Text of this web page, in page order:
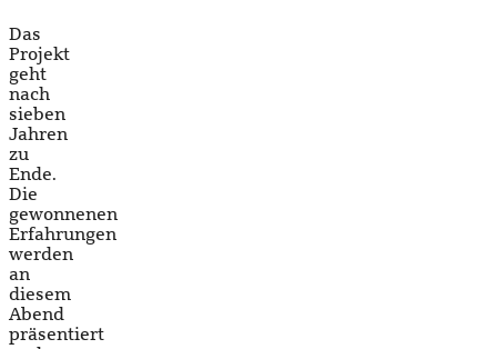
Das
Projekt
geht
nach
sieben
Jahren
zu
Ende.
Die
gewonnenen
Erfahrungen
werden
an
diesem
Abend
präsentiert